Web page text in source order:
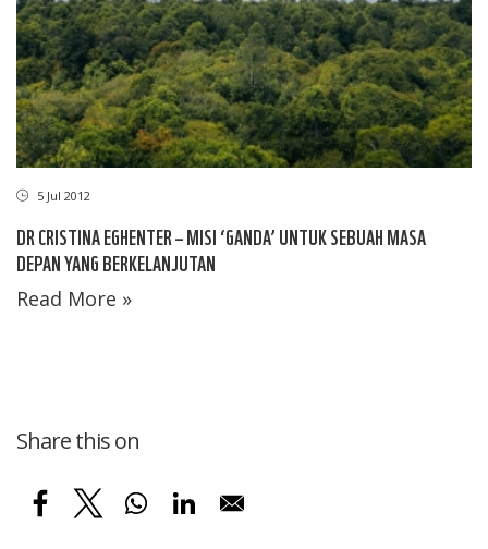
5 Jul 2012
DR CRISTINA EGHENTER – MISI ‘GANDA’ UNTUK SEBUAH MASA
DEPAN YANG BERKELANJUTAN
Read More »
Share this on